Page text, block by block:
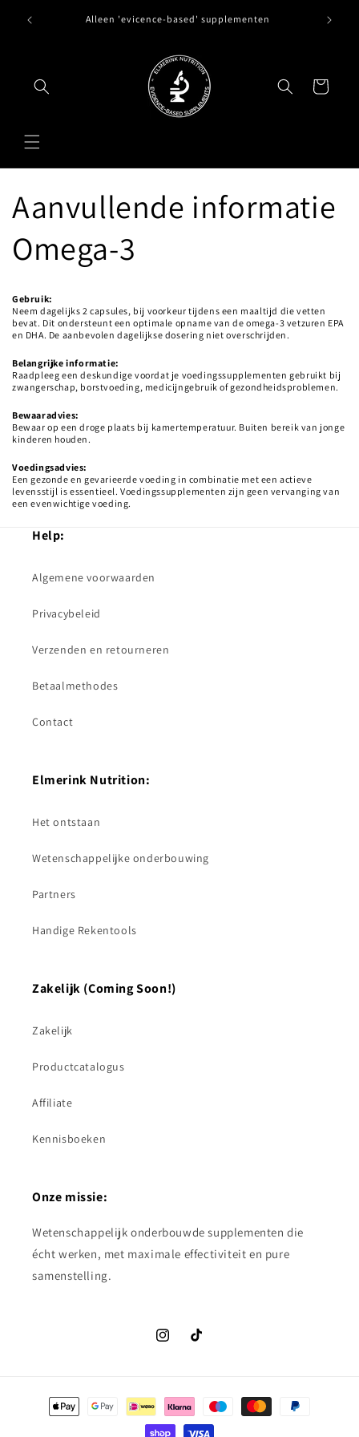
naar de
Alleen 'evicence-based' supplementen
Winkelwagen
Aanvullende informatie
Omega-3
Gebruik:
Neem dagelijks 2 capsules, bij voorkeur tijdens een maaltijd die vetten
bevat. Dit ondersteunt een optimale opname van de omega-3 vetzuren EPA
en DHA. De aanbevolen dagelijkse dosering niet overschrijden.
Belangrijke informatie:
Raadpleeg een deskundige voordat je voedingssupplementen gebruikt bij
zwangerschap, borstvoeding, medicijngebruik of gezondheidsproblemen.
Bewaaradvies:
Bewaar op een droge plaats bij kamertemperatuur. Buiten bereik van jonge
kinderen houden.
Voedingsadvies:
Een gezonde en gevarieerde voeding in combinatie met een actieve
levensstijl is essentieel. Voedingssupplementen zijn geen vervanging van
een evenwichtige voeding.
Help:
Algemene voorwaarden
Privacybeleid
Verzenden en retourneren
Betaalmethodes
Contact
Elmerink Nutrition:
Het ontstaan
Wetenschappelijke onderbouwing
Partners
Handige Rekentools
Zakelijk (Coming Soon!)
Zakelijk
Productcatalogus
Affiliate
Kennisboeken
Onze missie:
Wetenschappelijk onderbouwde supplementen die
écht werken, met maximale effectiviteit en pure
samenstelling.
InstagramTikTok
Betaalmethoden